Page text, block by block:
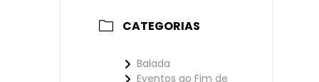
CATEGORIAS
Balada
Eventos ao Fim de